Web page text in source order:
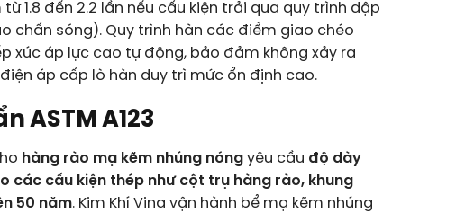
1.8 đến 2.2 lần nếu cấu kiện trải qua quy trình dập
chấn sóng). Quy trình hàn các điểm giao chéo
xúc áp lực cao tự động, bảo đảm không xảy ra
áp cấp lò hàn duy trì mức ổn định cao.
ASTM A123
hàng rào mạ kẽm nhúng nóng yêu cầu độ dày
các cấu kiện thép như cột trụ hàng rào, khung
50 năm. Kim Khí Vina vận hành bể mạ kẽm nhúng